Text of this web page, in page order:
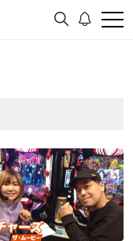
GOGO リサーチャーズ ザ・ムービー#45